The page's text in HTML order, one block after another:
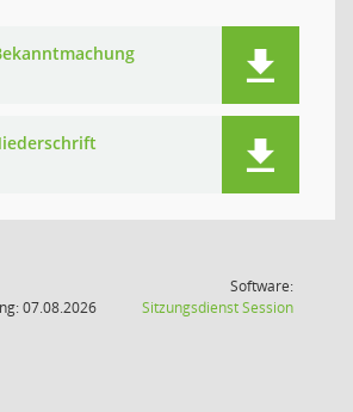
07.08.2026
Software:
SitzungsdienstSession(Wird in